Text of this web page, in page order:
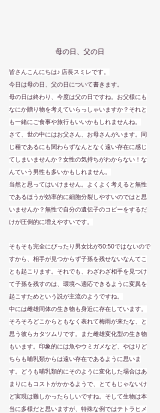
母の日、父の日
皆さんこんにちは♪ 店長スミレです。
今日は母の日、父の日について書きます。
母の日は終わり、今度は父の日ですね。お父様にも
なにか贈り物を考えていらっしゃいますか？それと
も一緒にご食事や旅行もいいかもしれませんね。
さて、世の中にはお父さん、お母さんがいます。同
じ種であるにも関わらずなんとなく遠い存在に感じ
てしまいませんか？女性の気持ちがわからない！な
んていう男性も多いかもしれません。
当然と思ってはいけません。よくよく考えると無性
であるほうが効率的に細胞分裂しやすいのではと思
いませんか？無性で自分の遺伝子のコピーをするだ
けが圧倒的に増えやすいです。
そもそも完全にぴったり男女比が50:50ではないので
すから、相手が見つからず子孫を残せないなんてこ
とも起こります。それでも、わざわざ相手を見つけ
て子孫を残すのは、環境へ適応できるように変異を
起こすためという説が主流のようですね。
中には雌雄同体の生き物も身近に存在しています。
そろそろどこからともなく表れて梅雨が来たな、と
思う彼らカタツムリです。また雌雄変化型の生き物
もいます。印象的には魚やウミガメなど、やはりど
ちらも哺乳類からは遠い存在であるように思いま
す。どうも哺乳類的にそのように変化した場合はあ
まりにもコストがかかるようで、とてもじゃないけ
ど実現は難しかったらしいですね。そして生物は本
当に多様だと思いますが、特殊な例ではテトラヒメ